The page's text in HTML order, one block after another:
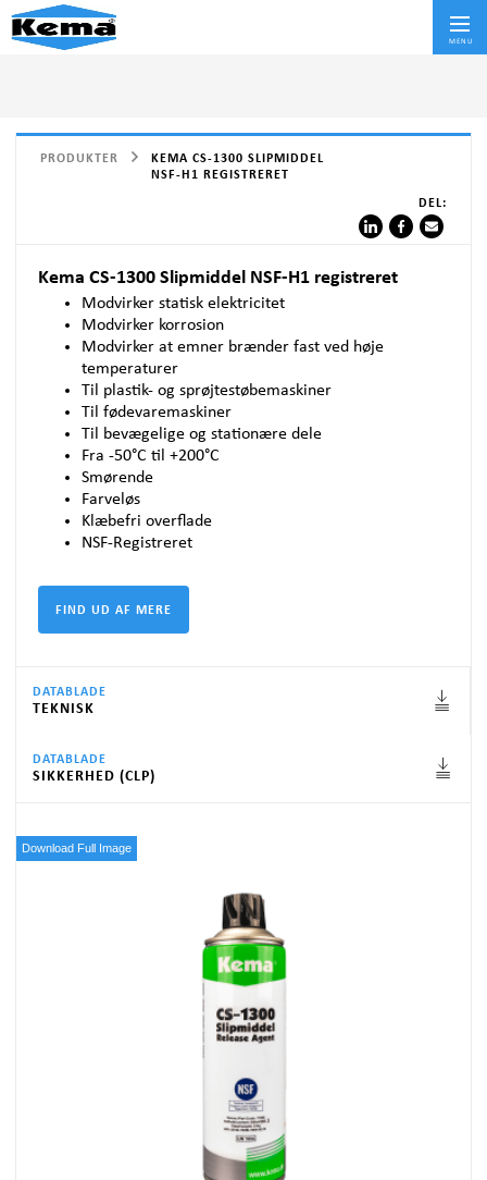
MENU
PRODUKTER
KEMA CS-1300 SLIPMIDDEL
NSF-H1 REGISTRERET
DEL:
Kema CS-1300 Slipmiddel NSF-H1 registreret
Modvirker statisk elektricitet
Modvirker korrosion
Modvirker at emner brænder fast ved høje
temperaturer
Til plastik- og sprøjtestøbemaskiner
Til fødevaremaskiner
Til bevægelige og stationære dele
Fra -50°C til +200°C
Smørende
Farveløs
Klæbefri overflade
NSF-Registreret
DATABLADE
TEKNISK
DATABLADE
SIKKERHED (CLP)
Download Full Image